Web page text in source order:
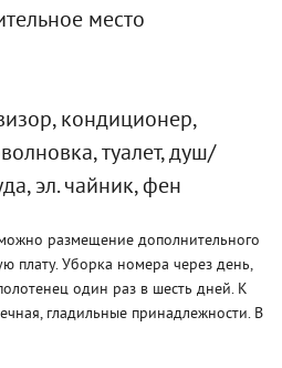
место
кондиционер,
туалет, душ/
эл. чайник, фен
размещение дополнительного
плату. Уборка номера через день,
один раз в шесть дней. К
гладильные принадлежности. В